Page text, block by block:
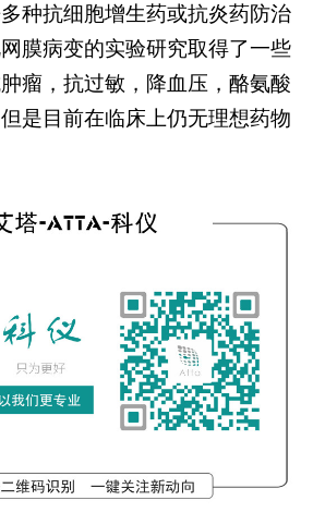
种抗细胞增生药或抗炎药防治
膜病变的实验研究取得了一些
瘤，抗过敏，降血压，酪氨酸
是目前在临床上仍无理想药物